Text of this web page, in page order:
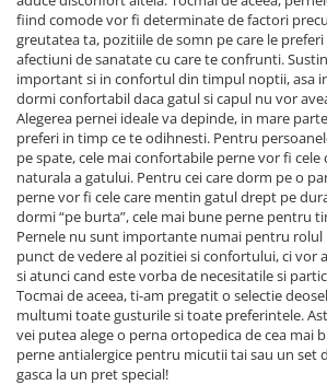
fiind comode vor fi determinate de factori
greutatea ta, pozitiile de somn pe care le
afectiuni de sanatate cu care te confrunti.
important si in confortul din timpul noptii, asa
dormi confortabil daca gatul si capul nu vor
Alegerea pernei ideale va depinde, in mare
preferi in timp ce te odihnesti. Pentru
pe spate, cele mai confortabile perne vor fi
naturala a gatului. Pentru cei care dorm pe o
perne vor fi cele care mentin gatul drept pe
dormi “pe burta”, cele mai bune perne pentru
Pernele nu sunt importante numai pentru rolul
punct de vedere al pozitiei si confortului, ci vor
si atunci cand este vorba de necesitatile si
Tocmai de aceea, ti-am pregatit o selectie
multumi toate gusturile si toate preferintele.
vei putea alege o perna ortopedica de cea mai
perne antialergice pentru micutii tai sau un set
gasca la un pret special!